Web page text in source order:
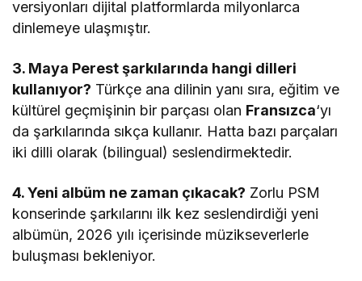
versiyonları dijital platformlarda milyonlarca
dinlemeye ulaşmıştır.
3. Maya Perest şarkılarında hangi dilleri
kullanıyor? Türkçe ana dilinin yanı sıra, eğitim ve
kültürel geçmişinin bir parçası olan Fransızca‘yı
da şarkılarında sıkça kullanır. Hatta bazı parçaları
iki dilli olarak (bilingual) seslendirmektedir.
4. Yeni albüm ne zaman çıkacak? Zorlu PSM
konserinde şarkılarını ilk kez seslendirdiği yeni
albümün, 2026 yılı içerisinde müzikseverlerle
buluşması bekleniyor.